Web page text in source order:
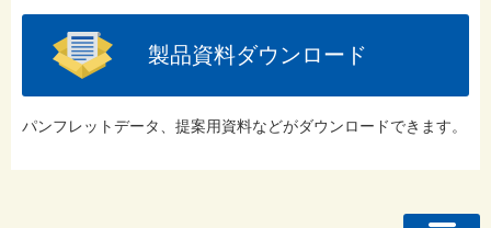
製品資料ダウンロード
パンフレットデータ、提案用資料などがダウンロードできます。